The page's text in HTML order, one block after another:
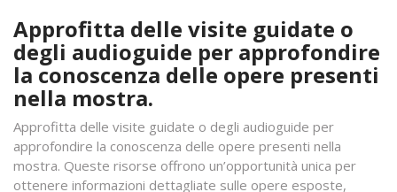
Approfitta delle visite guidate o
degli audioguide per approfondire
la conoscenza delle opere presenti
nella mostra.
Approfitta delle visite guidate o degli audioguide per
approfondire la conoscenza delle opere presenti nella
mostra. Queste risorse offrono un’opportunità unica per
ottenere informazioni dettagliate sulle opere esposte,